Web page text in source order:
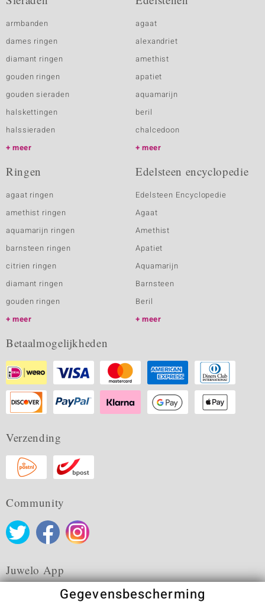
armbanden
dames ringen
diamant ringen
gouden ringen
gouden sieraden
halskettingen
halssieraden
meer
agaat
alexandriet
amethist
apatiet
aquamarijn
beril
chalcedoon
meer
Ringen
agaat ringen
amethist ringen
aquamarijn ringen
barnsteen ringen
citrien ringen
diamant ringen
gouden ringen
meer
Edelsteen encyclopedie
Edelsteen Encyclopedie
Agaat
Amethist
Apatiet
Aquamarijn
Barnsteen
Beril
meer
Betaalmogelijkheden
Verzending
Community
Juwelo App
Gegevensbescherming